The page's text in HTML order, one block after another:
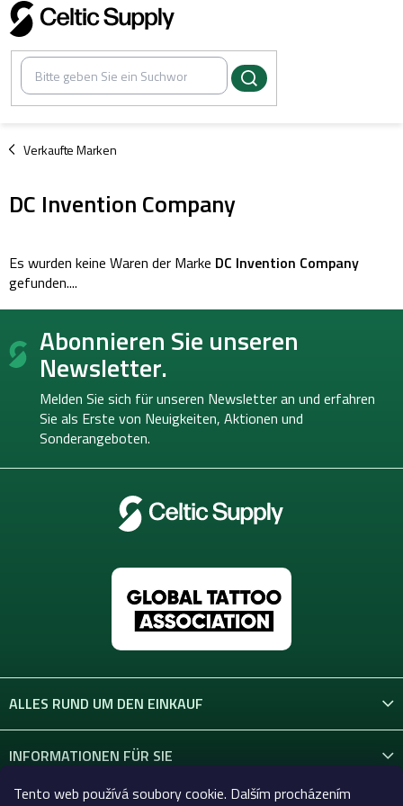
Tento web používá soubory cookie. Dalším procházením
Zum
Inhalt
springen
Verkaufte Marken
/
DC Invention Company
Es wurden keine Waren der Marke DC Invention Company
gefunden....
F
ß Abonnieren Sie unseren
Newsletter.
Melden Sie sich für unseren Newsletter an und erfahren
Sie als Erste von Neuigkeiten, Aktionen und
Sonderangeboten.
ALLES RUND UM DEN EINKAUF
INFORMATIONEN FÜR SIE